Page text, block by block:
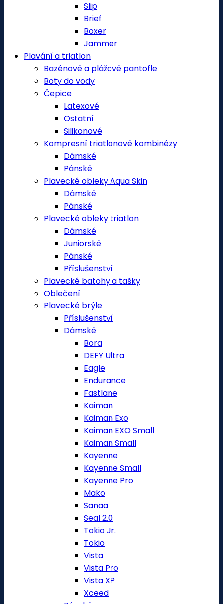
Slip
Brief
Boxer
Jammer
Plavání a triatlon
Bazénové a plážové pantofle
Boty do vody
Čepice
Latexové
Ostatní
Silikonové
Kompresní triatlonové kombinézy
Dámské
Pánské
Plavecké obleky Aqua Skin
Dámské
Pánské
Plavecké obleky triatlon
Dámské
Juniorské
Pánské
Příslušenství
Plavecké batohy a tašky
Oblečení
Plavecké brýle
Příslušenství
Dámské
Bora
DEFY Ultra
Eagle
Endurance
Fastlane
Kaiman
Kaiman Exo
Kaiman EXO Small
Kaiman Small
Kayenne
Kayenne Small
Kayenne Pro
Mako
Sanaa
Seal 2.0
Tokio Jr.
Tokio
Vista
Vista Pro
Vista XP
Xceed